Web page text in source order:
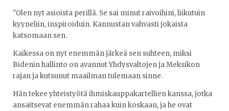
"Olen nyt asioista perillä. Se sai minut raivoihini, liikutuin
kyyneliin, inspiroiduin. Kannustan vahvasti jokaista
katsomaan sen.
Kaikessa on nyt enemmän järkeä sen suhteen, miksi
Bidenin hallinto on avannut Yhdysvaltojen ja Meksikon
rajan ja kutsunut maailman tulemaan sinne.
Hän tekee yhteistyötä ihmiskauppakartellien kanssa, jotka
ansaitsevat enemmän rahaa kuin koskaan, ja he ovat